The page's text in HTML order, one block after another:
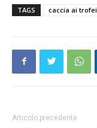
TAGS caccia ai trofei
Articolo precedente